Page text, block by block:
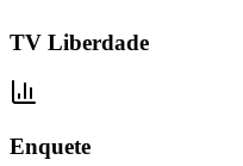
TV Liberdade
Enquete